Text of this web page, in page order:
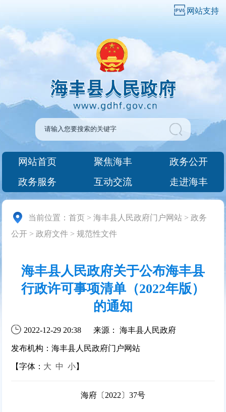
网站支持
网站首页 聚焦海丰
政务公开
政务服务
互动交流 走进海丰
当前位置：首页 >海丰县人民政府门户网站 >政务
公开 >政府文件 >规范性文件
海丰县人民政府关于公布海丰县
行政许可事项清单（2022年版）
的通知
2022-12-29 20:38 来源： 海丰县人民政府
发布机构：海丰县人民政府门户网站
【字体： 大 中 小】
海府〔2022〕37号